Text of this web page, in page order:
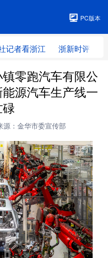
PC版本
记者看浙江 浙新时评
零跑汽车有限公
源汽车生产线一
源：金华市委宣传部